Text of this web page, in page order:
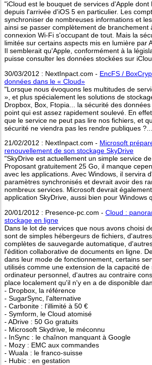
"iCloud est le bouquet de services d'Apple dont
depuis l'arrivée d'iOS 5 en particulier. Les
synchroniser de nombreuses informations et
ainsi se passer complètement de branchement
connexion Wi-Fi s'occupant de tout. Mais la
limitée sur certains aspects mis en lumière par
Il semblerait qu'Apple, conformément à la
puisse consulter les données stockées sur
30/03/2012 : NextInpact.com - EncFS /
données dans le « Cloud»
"Lorsque nous évoquons les multitudes de
», et plus spécialement les solutions de
Dropbox, Box, Ftopia... la sécurité des
point qui est assez rapidement soulevé. En
que le service ne peut pas lire nos fichiers, et
sécurité ne viendra pas les rendre publiques
21/02/2012 : NextInpact.com - Microsoft
renouvellement de son stockage SkyDrive
"SkyDrive est actuellement un simple service
Proposant gratuitement 25 Go, il manque
avec les applications. Avec Windows, il servira
paramètres synchronisés et devrait avoir des
nombreux services. Microsoft devrait
application SkyDrive, aussi bien pour Windows
20/01/2012 : Presence-pc.com - Cloud :
stockage en ligne
Dans le lot de services que nous avons choisi
sont de simples hébergeurs de fichiers,
complètes de sauvegarde automatique,
l'édition collaborative de documents en ligne.
dans leur mode de fonctionnement, certains
utilisés comme une extension de la capacité de
ordinateur personnel, d'autres au contraire
place localement qu'il n'y en a de disponible
- Dropbox, la référence
- SugarSync, l'alternative
- Carbonite : l'illimité à 50 €
- Symform, le Cloud atomisé
- ADrive : 50 Go gratuits
- Microsoft Skydrive, le méconnu
- InSync : le chaînon manquant à Google
- Mozy : EMC aux commandes
- Wuala : le franco-suisse
- Hubic : en gestation